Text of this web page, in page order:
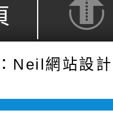
Neil網站設